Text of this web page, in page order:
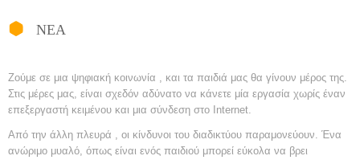
ΝΕΑ
Ζούμε σε μια ψηφιακή κοινωνία , και τα παιδιά μας θα γίνουν μέρος της.
Στις μέρες μας, είναι σχεδόν αδύνατο να κάνετε μία εργασία χωρίς έναν
επεξεργαστή κειμένου και μια σύνδεση στο Internet.
Από την άλλη πλευρά , οι κίνδυνοι του διαδικτύου παραμονεύουν. Ένα
ανώριμο μυαλό, όπως είναι ενός παιδιού μπορεί εύκολα να βρει